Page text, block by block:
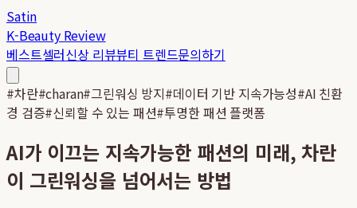
Satin
K-Beauty Review
베스트셀러신상 리뷰뷰티 트렌드문의하기
#차란#charan#그린워싱 방지#데이터 기반 지속가능성#AI 친환
경 검증#신뢰할 수 있는 패션#투명한 패션 플랫폼
AI가 이끄는 지속가능한 패션의 미래, 차란
이 그린워싱을 넘어서는 방법